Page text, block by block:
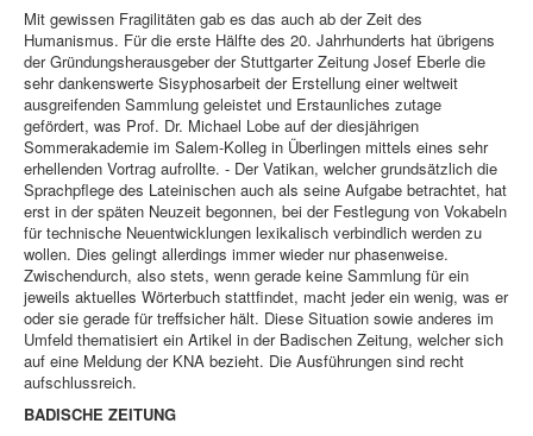
Mit gewissen Fragilitäten gab es das auch ab der Zeit des
Humanismus. Für die erste Hälfte des 20. Jahrhunderts hat übrigens
der Gründungsherausgeber der Stuttgarter Zeitung Josef Eberle die
sehr dankenswerte Sisyphosarbeit der Erstellung einer weltweit
ausgreifenden Sammlung geleistet und Erstaunliches zutage
gefördert, was Prof. Dr. Michael Lobe auf der diesjährigen
Sommerakademie im Salem-Kolleg in Überlingen mittels eines sehr
erhellenden Vortrag aufrollte. - Der Vatikan, welcher grundsätzlich die
Sprachpflege des Lateinischen auch als seine Aufgabe betrachtet, hat
erst in der späten Neuzeit begonnen, bei der Festlegung von Vokabeln
für technische Neuentwicklungen lexikalisch verbindlich werden zu
wollen. Dies gelingt allerdings immer wieder nur phasenweise.
Zwischendurch, also stets, wenn gerade keine Sammlung für ein
jeweils aktuelles Wörterbuch stattfindet, macht jeder ein wenig, was er
oder sie gerade für treffsicher hält. Diese Situation sowie anderes im
Umfeld thematisiert ein Artikel in der Badischen Zeitung, welcher sich
auf eine Meldung der KNA bezieht. Die Ausführungen sind recht
aufschlussreich.
BADISCHE ZEITUNG